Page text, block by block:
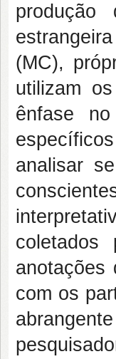
(MC),
utilizam
ênfase
analisar
anotações
com os